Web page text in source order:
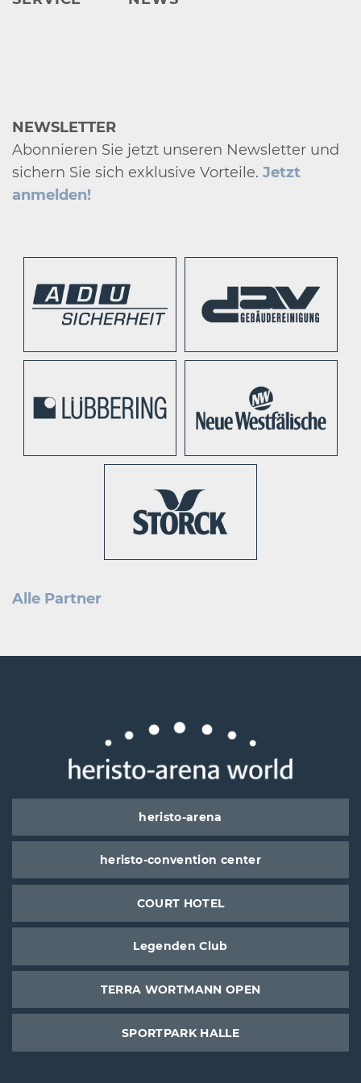
NEWSLETTER
Abonnieren Sie jetzt unseren Newsletter und
sichern Sie sich exklusive Vorteile. Jetzt
anmelden!
Alle Partner
heristo-arena
heristo-convention center
COURT HOTEL
Legenden Club
TERRA WORTMANN OPEN
SPORTPARK HALLE